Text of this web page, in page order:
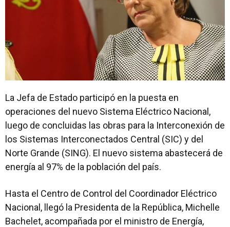
La Jefa de Estado participó en la puesta en
operaciones del nuevo Sistema Eléctrico Nacional,
luego de concluidas las obras para la Interconexión de
los Sistemas Interconectados Central (SIC) y del
Norte Grande (SING). El nuevo sistema abastecerá de
energía al 97% de la población del país.
Hasta el Centro de Control del Coordinador Eléctrico
Nacional, llegó la Presidenta de la República, Michelle
Bachelet, acompañada por el ministro de Energía,